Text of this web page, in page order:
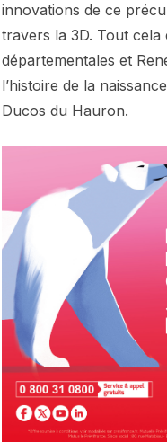
innovations de ce
travers la 3D. Tout
départementales et
l’histoire de la
Ducos du Hauron.